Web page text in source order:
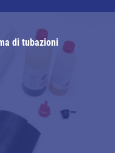
di tubazioni